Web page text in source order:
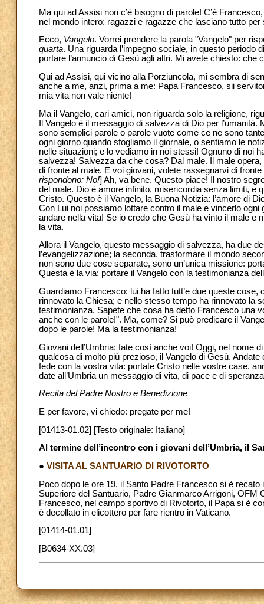
Ma qui ad Assisi non c’è bisogno di parole! C’è
nel mondo intero: ragazzi e ragazze che lasciano tutto
Ecco, Vangelo. Vorrei prendere la parola "Vangelo" per
quarta. Una riguarda l’impegno sociale, in questo periodo
portare l’annuncio di Gesù agli altri. Mi avete chiesto:
Qui ad Assisi, qui vicino alla Porziuncola, mi sembra di
anche a me, anzi, prima a me: Papa Francesco, sii
mia vita non vale niente!
Ma il Vangelo, cari amici, non riguarda solo la religione,
Il Vangelo è il messaggio di salvezza di Dio per
sono semplici parole o parole vuote come ce ne sono
ogni giorno quando sfogliamo il giornale, o sentiamo le
nelle situazioni; e lo vediamo in noi stessi! Ognuno di noi
salvezza! Salvezza da che cosa? Dal male. Il male
di fronte al male. E voi giovani, volete rassegnarvi di
rispondono: No!] Ah, va bene. Questo piace! Il nostro
del male. Dio è amore infinito, misericordia senza limiti, e
Cristo. Questo è il Vangelo, la Buona Notizia: l’amore di
Con Lui noi possiamo lottare contro il male e vincerlo ogni
andare nella vita! Se io credo che Gesù ha vinto il male e
la vita.
Allora il Vangelo, questo messaggio di salvezza, ha due
l’evangelizzazione; la seconda, trasformare il mondo
non sono due cose separate, sono un’unica missione:
Questa è la via: portare il Vangelo con la testimonianza
Guardiamo Francesco: lui ha fatto tutt’e due queste
rinnovato la Chiesa; e nello stesso tempo ha rinnovato la
testimonianza. Sapete che cosa ha detto Francesco una
anche con le parole!". Ma, come? Si può predicare il
dopo le parole! Ma la testimonianza!
Giovani dell’Umbria: fate così anche voi! Oggi, nel nome
qualcosa di molto più prezioso, il Vangelo di Gesù.
fede con la vostra vita: portate Cristo nelle vostre case,
date all’Umbria un messaggio di vita, di pace e di
Recita del Padre Nostro e Benedizione
E per favore, vi chiedo: pregate per me!
[01413-01.02] [Testo originale: Italiano]
Al termine dell’incontro con i giovani dell’Umbria, il
● VISITA AL SANTUARIO DI RIVOTORTO
Poco dopo le ore 19, il Santo Padre Francesco si è
Superiore del Santuario, Padre Gianmarco Arrigoni, OFM
Francesco, nel campo sportivo di Rivotorto, il Papa si è
è decollato in elicottero per fare rientro in Vaticano.
[01414-01.01]
[B0634-XX.03]